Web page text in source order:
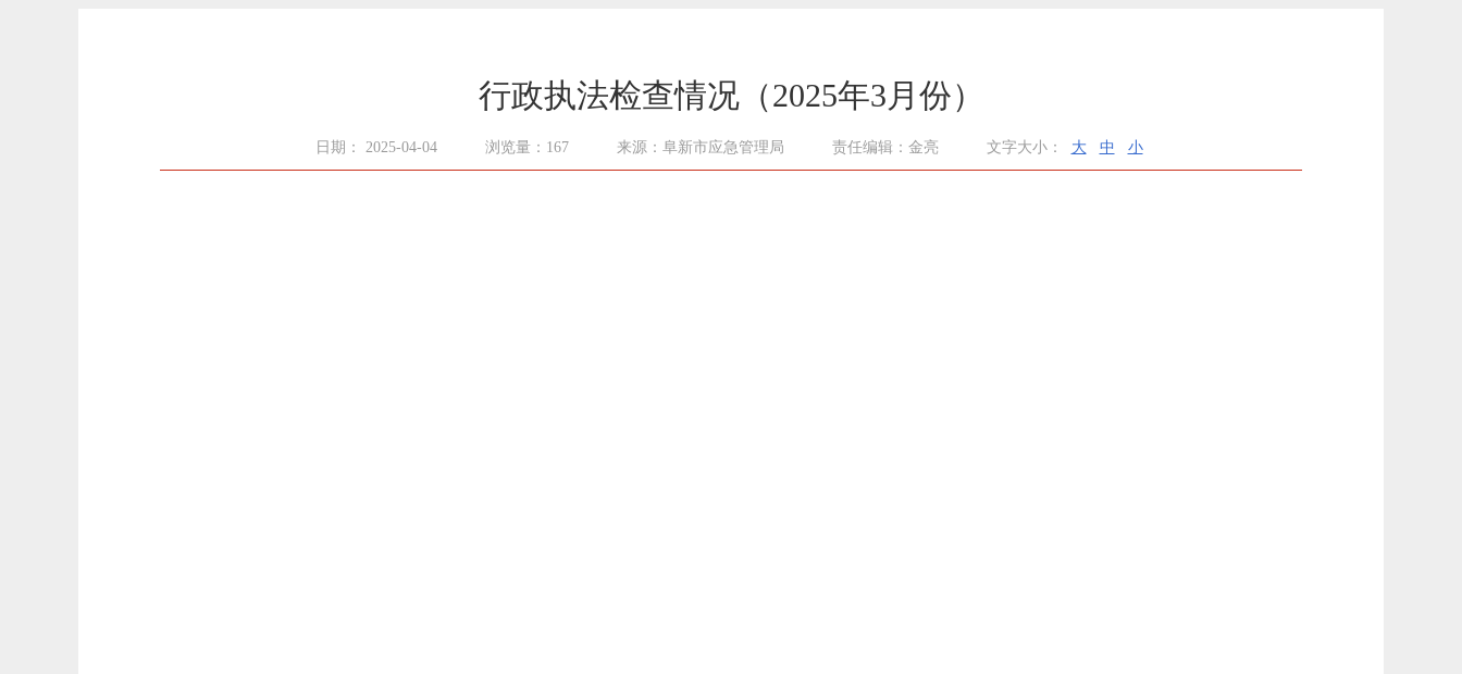
行政执法检查情况（2025年3月份）
日期： 2025-04-04 浏览量：167 来源：阜新市应急管理局 责任编辑：金亮 文字大小： 大 中 小